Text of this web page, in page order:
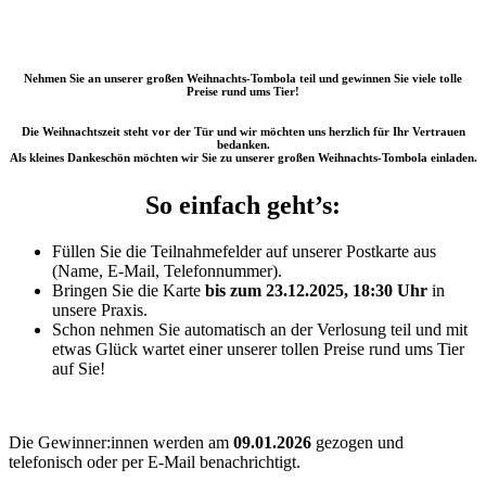
Nehmen Sie an unserer großen Weihnachts-Tombola teil und gewinnen Sie viele tolle
Preise rund ums Tier!
Die Weihnachtszeit steht vor der Tür und wir möchten uns herzlich für Ihr Vertrauen
bedanken.
Als kleines Dankeschön möchten wir Sie zu unserer großen Weihnachts-Tombola einladen.
So einfach geht’s:
Füllen Sie die Teilnahmefelder auf unserer Postkarte aus
(Name, E-Mail, Telefonnummer).
Bringen Sie die Karte bis zum 23.12.2025, 18:30 Uhr in
unsere Praxis.
Schon nehmen Sie automatisch an der Verlosung teil und mit
etwas Glück wartet einer unserer tollen Preise rund ums Tier
auf Sie!
Die Gewinner:innen werden am 09.01.2026 gezogen und
telefonisch oder per E-Mail benachrichtigt.